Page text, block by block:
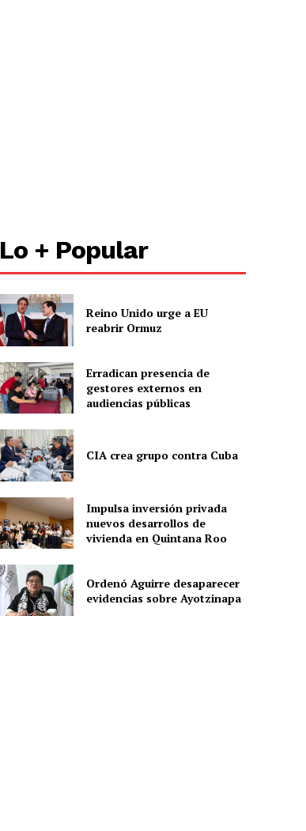
Lo + Popular
Reino Unido urge a EU
reabrir Ormuz
Erradican presencia de
gestores externos en
audiencias públicas
CIA crea grupo contra Cuba
Impulsa inversión privada
nuevos desarrollos de
vivienda en Quintana Roo
Ordenó Aguirre desaparecer
evidencias sobre Ayotzinapa